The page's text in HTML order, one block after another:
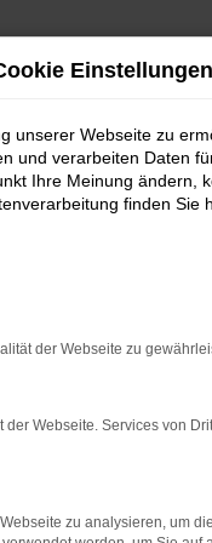
verhindern.
Einstellungen
unserer Webseite zu
und verarbeiten Daten
Ihre Meinung ändern,
finden Sie
der Webseite zu
Webseite. Services von
zu analysieren, um